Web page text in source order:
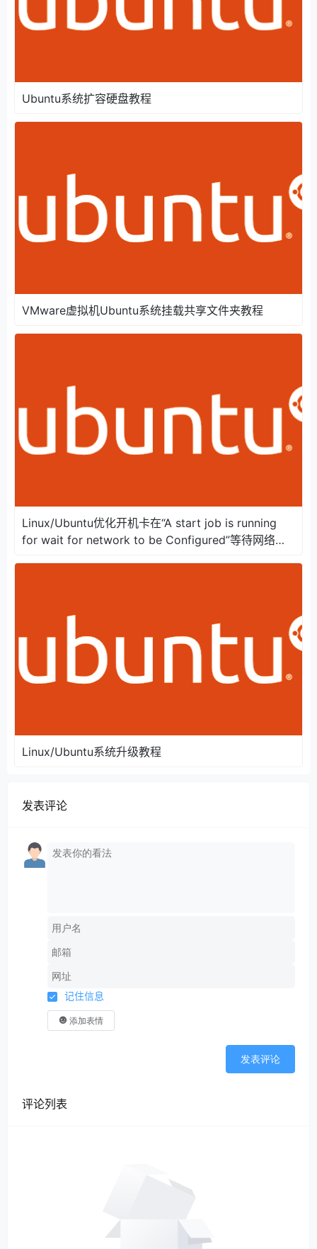
Ubuntu系统扩容硬盘教程
VMware虚拟机Ubuntu系统挂载共享文件夹教程
Linux/Ubuntu优化开机卡在“A start job is running
for wait for network to be Configured”等待网络连
Linux/Ubuntu系统升级教程
发表评论
记住信息
添加表情
发表评论
评论列表